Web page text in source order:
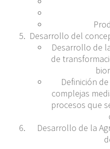
Desarrollo del
Desarrollo de
de
Definición
complejas
procesos que
Desarrollo de la